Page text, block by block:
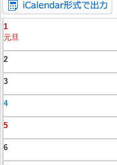
1
元旦
2
3
4
5
6